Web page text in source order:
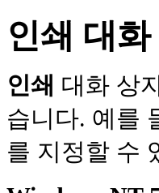
인쇄 대
인쇄 대화 상
습니다. 예를
를 지정할 수